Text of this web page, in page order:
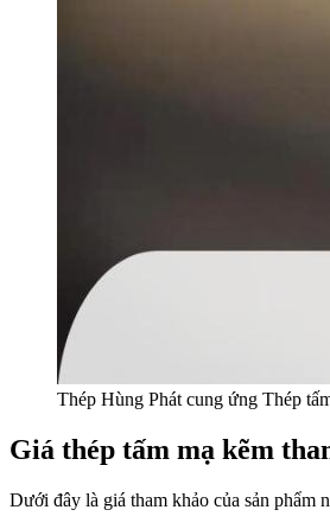
Thép Hùng Phát cung ứng Thép
Giá thép tấm mạ kẽm
Dưới đây là giá tham khảo của sản phẩm